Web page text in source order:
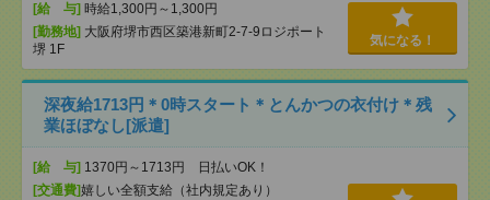
[給 与] 時給1,300円～1,300円
[勤務地] 大阪府堺市西区築港新町2-7-9ロジポート
堺 1F
気になる！
深夜給1713円＊0時スタート＊とんかつの衣付け＊残
業ほぼなし[派遣]
[給 与] 1370円～1713円 日払いOK！
[交通費]嬉しい全額支給（社内規定あり）